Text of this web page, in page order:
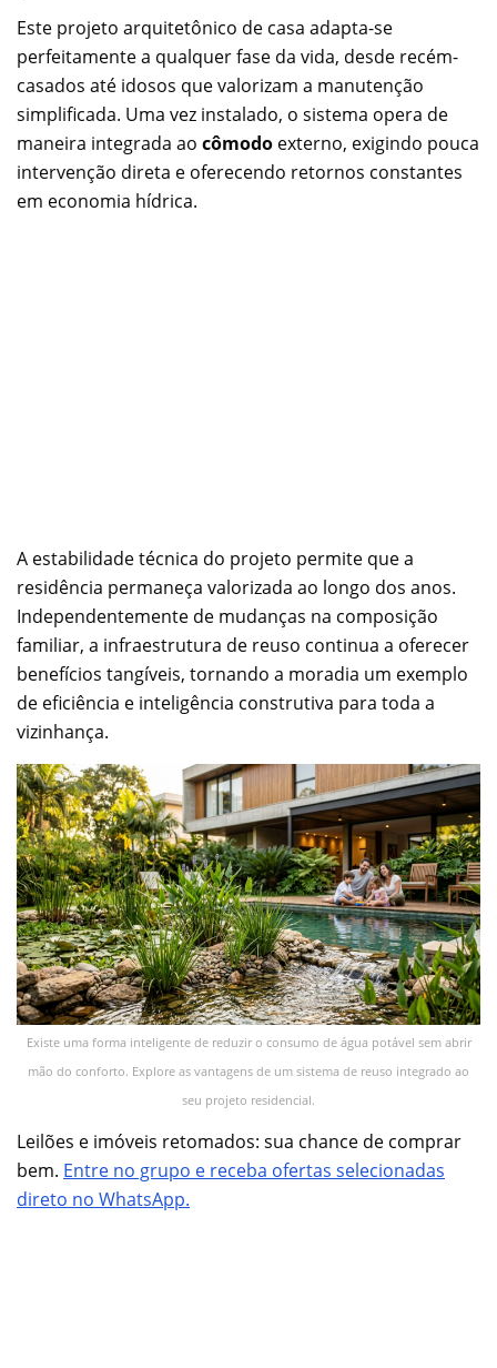
Este projeto arquitetônico de casa adapta-se
perfeitamente a qualquer fase da vida, desde recém-
casados até idosos que valorizam a manutenção
simplificada. Uma vez instalado, o sistema opera de
maneira integrada ao cômodo externo, exigindo pouca
intervenção direta e oferecendo retornos constantes
em economia hídrica.
A estabilidade técnica do projeto permite que a
residência permaneça valorizada ao longo dos anos.
Independentemente de mudanças na composição
familiar, a infraestrutura de reuso continua a oferecer
benefícios tangíveis, tornando a moradia um exemplo
de eficiência e inteligência construtiva para toda a
vizinhança.
Existe uma forma inteligente de reduzir o consumo de água potável sem abrir
mão do conforto. Explore as vantagens de um sistema de reuso integrado ao
seu projeto residencial.
Leilões e imóveis retomados: sua chance de comprar
bem. Entre no grupo e receba ofertas selecionadas
direto no WhatsApp.